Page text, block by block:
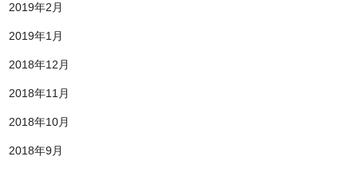
2019年2月
2019年1月
2018年12月
2018年11月
2018年10月
2018年9月